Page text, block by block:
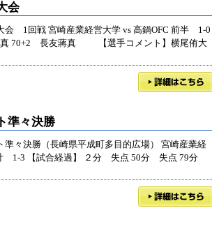
会
会 1回戦 宮崎産業経営大学 vs 高鍋OFC 前半 1-0
70+2 長友蔣真 【選手コメント】横尾侑大
準々決勝
々決勝（長崎県平成町多目的広場） 宮崎産業経
1-3 【試合経過】 ２分 失点 50分 失点 79分